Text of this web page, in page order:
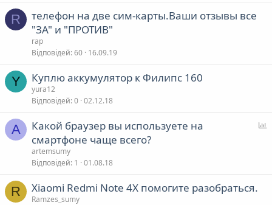
R
телефон на две сим-карты.Ваши отзывы все
"ЗА" и "ПРОТИВ"
rap
Відповідей 60 16.09.19
Y Куплю аккумулятор к Филипс 160
yura12
Відповідей 0 02.12.18
A
Какой браузер вы используете на
смартфоне чаще всего?
artemsumy
Відповідей 1 01.08.18
R Xiaomi Redmi Note 4X помогите разобраться.
Ramzes_sumy